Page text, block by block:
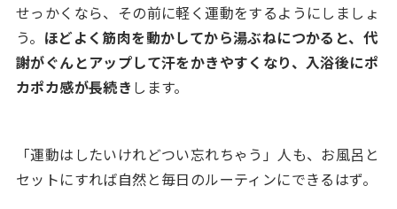
せっかくなら、その前に軽く運動をするようにしましょ
う。 ほどよく筋肉を動かしてから湯ぶねにつかると、代
謝がぐんとアップして汗をかきやすくなり、入浴後にポ
カポカ感が長続き します。
「運動はしたいけれどつい忘れちゃう」人も、お風呂と
セットにすれば自然と毎日のルーティンにできるはず。